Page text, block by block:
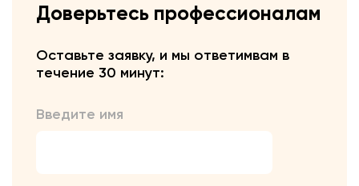
Доверьтесь профессионалам
Оставьте заявку, и мы ответимвам в
течение 30 минут:
Введите имя